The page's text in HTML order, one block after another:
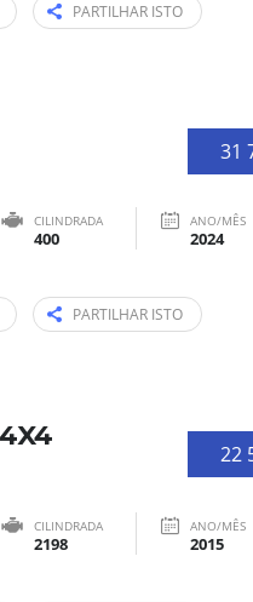
PARTILHAR ISTO
31
CILINDRADA
400
ANO/MÊS
2024
PARTILHAR ISTO
22
CILINDRADA
2198
ANO/MÊS
2015